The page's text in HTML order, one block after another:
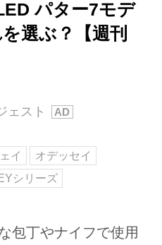
パター7モデ
選ぶ？【週刊
ェスト
イ
オデッセイ
シリーズ
包丁やナイフで使用